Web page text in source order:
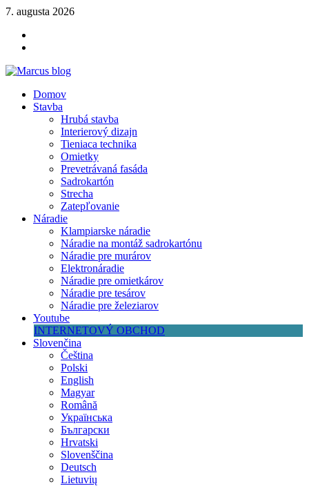
Skip
content
7. augusta 2026
NÁRADIE
Marcus blog
Stavebné profily, náradie, izolácie
Domov
Stavba
Hrubá stavba
Interierový dizajn
Tieniaca technika
Omietky
Prevetrávaná fasáda
Sadrokartón
Strecha
Zatepľovanie
Náradie
Klampiarske náradie
Náradie na montáž sadrokartónu
Náradie pre murárov
Elektronáradie
Náradie pre omietkárov
Náradie pre tesárov
Náradie pre železiarov
Youtube
INTERNETOVÝ OBCHOD
Slovenčina
Čeština
Polski
English
Magyar
Română
Українська
Български
Hrvatski
Slovenščina
Deutsch
Lietuvių